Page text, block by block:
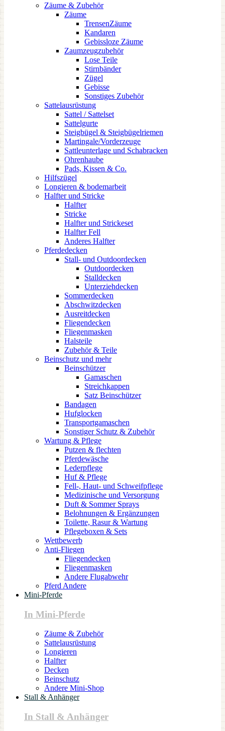
Zäume & Zubehör
Zäume
TrensenZäume
Kandaren
Gebissloze Zäume
Zaumzeugzubehör
Lose Teile
Stirnbänder
Zügel
Gebisse
Sonstiges Zubehör
Sattelausrüstung
Sattel / Sattelset
Sattelgurte
Steigbügel & Steigbügelriemen
Martingale/Vorderzeuge
Sattleunterlage und Schabracken
Ohrenhaube
Pads, Kissen & Co.
Hilfszügel
Longieren & bodemarbeit
Halfter und Stricke
Halfter
Stricke
Halfter und Strickeset
Halfter Fell
Anderes Halfter
Pferdedecken
Stall- und Outdoordecken
Outdoordecken
Stalldecken
Unterziehdecken
Sommerdecken
Abschwitzdecken
Ausreitdecken
Fliegendecken
Fliegenmasken
Halsteile
Zubehör & Teile
Beinschutz und mehr
Beinschützer
Gamaschen
Streichkappen
Satz Beinschützer
Bandagen
Hufglocken
Transportgamaschen
Sonstiger Schutz & Zubehör
Wartung & Pflege
Putzen & flechten
Pferdewäsche
Lederpflege
Huf & Pflege
Fell-, Haut- und Schweifpflege
Medizinische und Versorgung
Duft & Sommer Sprays
Belohnungen & Ergänzungen
Toilette, Rasur & Wartung
Pflegeboxen & Sets
Wettbewerb
Anti-Fliegen
Fliegendecken
Fliegenmasken
Andere Flugabwehr
Pferd Andere
Mini-Pferde
In Mini-Pferde
Zäume & Zubehör
Sattelausrüstung
Longieren
Halfter
Decken
Beinschutz
Andere Mini-Shop
Stall & Anhänger
In Stall & Anhänger